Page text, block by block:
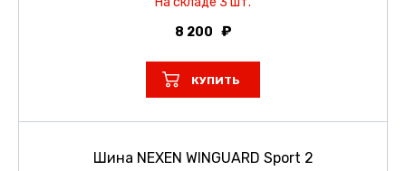
8 200
КУПИТЬ
Шина NEXEN WINGUARD Sport 2